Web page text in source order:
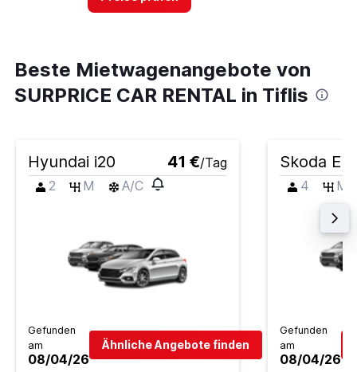
Beste Mietwagenangebote von
SURPRICE CAR RENTAL in Tiflis
Hyundai i20 41 €/Tag
2
M A/C
Gefunden
am
08/04/26
Ähnliche Angebote finden
Skoda
4 M
Gefunden
am
08/04/26